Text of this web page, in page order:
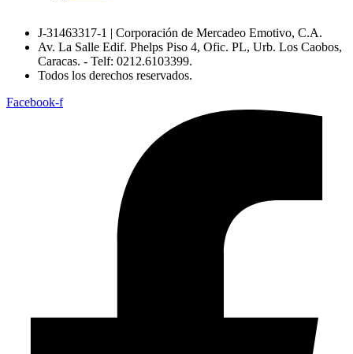
J-31463317-1 | Corporación de Mercadeo Emotivo, C.A.
Av. La Salle Edif. Phelps Piso 4, Ofic. PL, Urb. Los Caobos,
Caracas. - Telf: 0212.6103399.
Todos los derechos reservados.
Facebook-f